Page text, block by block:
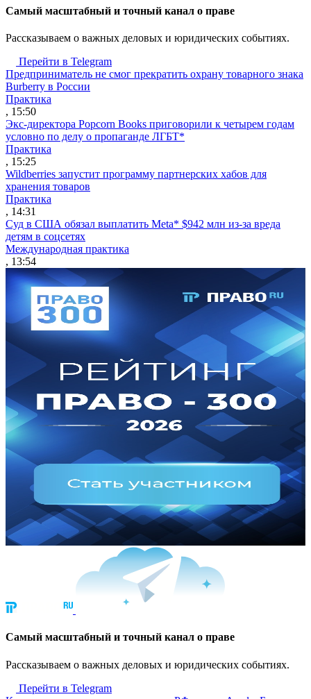
Cамый масштабный и точный канал о праве
Рассказываем о важных деловых и юридических событиях.
Перейти в Telegram
Предприниматель не смог прекратить охрану товарного знака
Burberry в России
Практика
, 15:50
Экс-директора Popcorn Books приговорили к четырем годам
условно по делу о пропаганде ЛГБТ*
Практика
, 15:25
Wildberries запустит программу партнерских хабов для
хранения товаров
Практика
, 14:31
Суд в США обязал выплатить Meta* $942 млн из-за вреда
детям в соцсетях
Международная практика
, 13:54
Cамый масштабный и точный канал о праве
Рассказываем о важных деловых и юридических событиях.
Перейти в Telegram